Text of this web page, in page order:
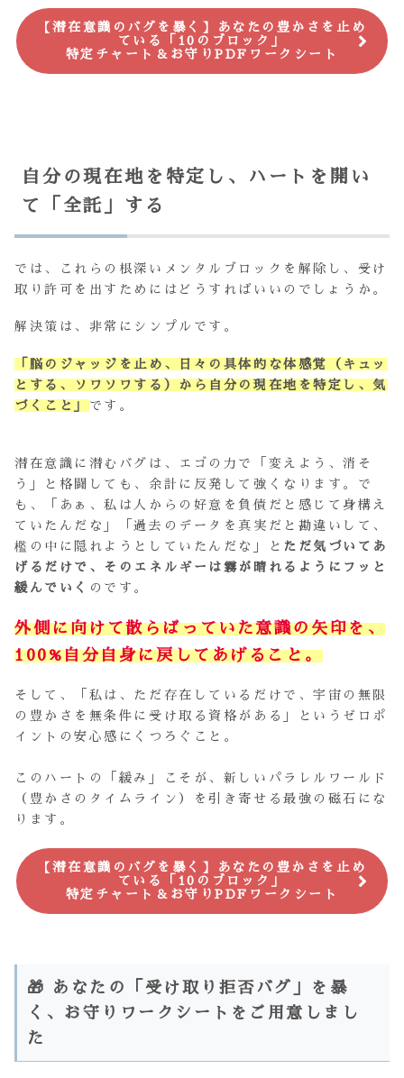
【潜在意識のバグを暴く】あなたの豊かさを止め
ている「10のブロック」
特定チャート＆お守りPDFワークシート
自分の現在地を特定し、ハートを開い
て「全託」する
では、これらの根深いメンタルブロックを解除し、受け
取り許可を出すためにはどうすればいいのでしょうか。
解決策は、非常にシンプルです。
「脳のジャッジを止め、日々の具体的な体感覚（キュッ
とする、ソワソワする）から自分の現在地を特定し、気
づくこと」 です。
潜在意識に潜むバグは、エゴの力で「変えよう、消そ
う」と格闘しても、余計に反発して強くなります。で
も、「あぁ、私は人からの好意を負債だと感じて身構え
ていたんだな」「過去のデータを真実だと勘違いして、
檻の中に隠れようとしていたんだな」と ただ気づいてあ
げるだけで、そのエネルギーは霧が晴れるようにフッと
緩んでいく
のです。
外側に向けて散らばっていた意識の矢印を、
100%自分自身に戻してあげること。
そして、「私は、ただ存在しているだけで、宇宙の無限
の豊かさを無条件に受け取る資格がある」というゼロポ
イントの安心感にくつろぐこと。
このハートの「緩み」こそが、新しいパラレルワールド
（豊かさのタイムライン）を引き寄せる最強の磁石にな
ります。
【潜在意識のバグを暴く】あなたの豊かさを止め
ている「10のブロック」
特定チャート＆お守りPDFワークシート
🎁 あなたの「受け取り拒否バグ」を暴
く、お守りワークシートをご用意しまし
た